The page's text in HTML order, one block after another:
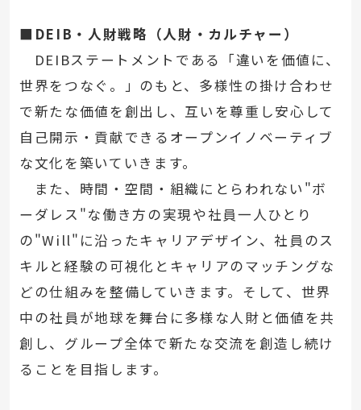
■DEIB・人財戦略（人財・カルチャー）
DEIBステートメントである「違いを価値に、
世界をつなぐ。」のもと、多様性の掛け合わせ
で新たな価値を創出し、互いを尊重し安心して
自己開示・貢献できるオープンイノベーティブ
な文化を築いていきます。
また、時間・空間・組織にとらわれない"ボ
ーダレス"な働き方の実現や社員一人ひとり
の"Will"に沿ったキャリアデザイン、社員のス
キルと経験の可視化とキャリアのマッチングな
どの仕組みを整備していきます。そして、世界
中の社員が地球を舞台に多様な人財と価値を共
創し、グループ全体で新たな交流を創造し続け
ることを目指します。